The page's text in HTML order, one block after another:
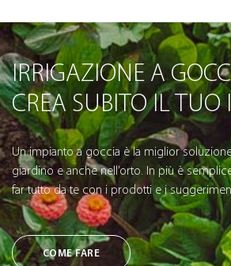
IRRIGAZIONE A
CREA SUBITO IL
Un impianto a goccia è la miglior
giardino e anche nell’orto. In più è
far tutto da te con i prodotti e i
COME FARE